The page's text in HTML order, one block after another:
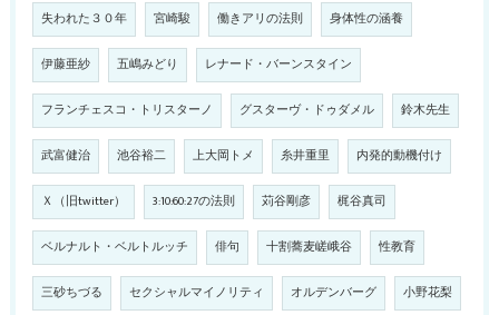
失われた３０年 宮崎駿 働きアリの法則 身体性の涵養
伊藤亜紗 五嶋みどり レナード・バーンスタイン
フランチェスコ・トリスターノ グスターヴ・ドゥダメル 鈴木先生
武富健治 池谷裕二 上大岡トメ 糸井重里 内発的動機付け
Ｘ（旧twitter） 3:10:60:27の法則 苅谷剛彦 梶谷真司
ベルナルト・ベルトルッチ 俳句 十割蕎麦嵯峨谷 性教育
三砂ちづる セクシャルマイノリティ オルデンバーグ 小野花梨